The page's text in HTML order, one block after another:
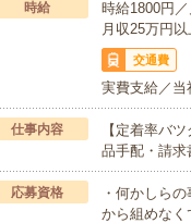
時給
時給1800円
月収25万円以
交通費
実費支給／当
仕事内容
【定着率バ
品手配・請
応募資格
・何かしら
から組めな